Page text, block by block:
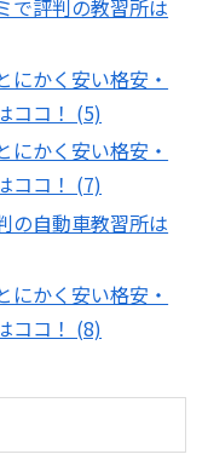
で評判の教習所は
にかく安い格安・
ココ！ (5)
にかく安い格安・
ココ！ (7)
の自動車教習所は
にかく安い格安・
ココ！ (8)